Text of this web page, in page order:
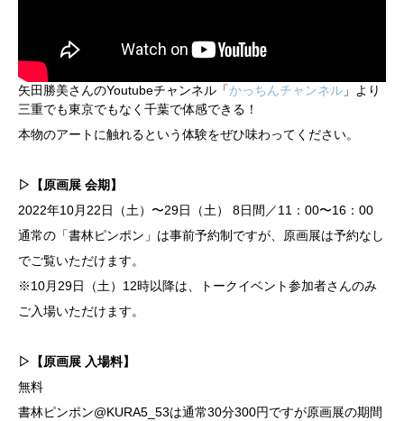
矢田勝美さんのYoutubeチャンネル「かっちんチャンネル 」より
三重でも東京でもなく千葉で体感できる！
本物のアートに触れるという体験をぜひ味わってください。
▷【原画展 会期】
2022年10月22日（土）〜29日（土） 8日間／11：00〜16：00
通常の「書林ピンポン」は事前予約制ですが、原画展は予約なし
でご覧いただけます。
※10月29日（土）12時以降は、トークイベント参加者さんのみ
ご入場いただけます。
▷【原画展 入場料】
無料
書林ピンポン@KURA5_53は通常30分300円ですが原画展の期間